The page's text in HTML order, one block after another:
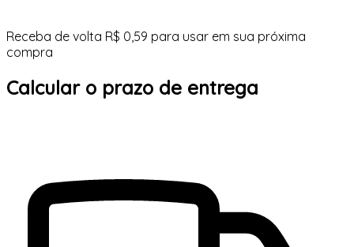
Receba de volta R$ 0,59 para usar em sua próxima
compra
Calcular o prazo de entrega